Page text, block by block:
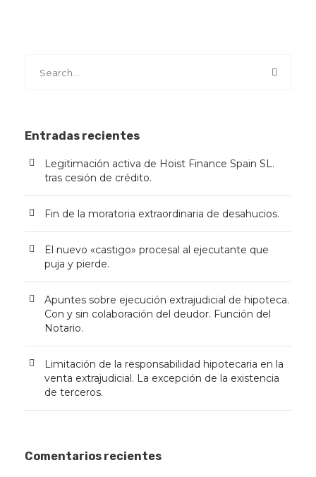
Entradas recientes
Legitimación activa de Hoist Finance Spain SL.
tras cesión de crédito.
Fin de la moratoria extraordinaria de desahucios.
El nuevo «castigo» procesal al ejecutante que
puja y pierde.
Apuntes sobre ejecución extrajudicial de hipoteca.
Con y sin colaboración del deudor. Función del
Notario.
Limitación de la responsabilidad hipotecaria en la
venta extrajudicial. La excepción de la existencia
de terceros.
Comentarios recientes